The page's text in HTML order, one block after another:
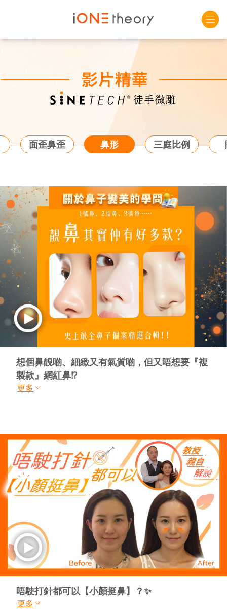
面歪鼻歪 鼻形 三庭比例
想個鼻靚啲、細緻又有氣質啲，但又唔想要『複
製款』網紅鼻⁉️
更多
唔駛打針都可以【小顏挺鼻】？✨
更多